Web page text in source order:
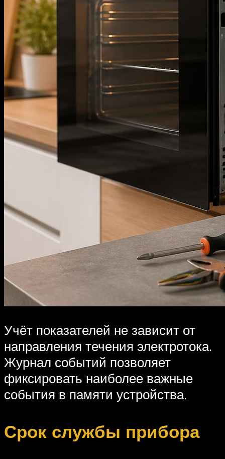
Учёт показателей не зависит от
направления течения электротока.
Журнал событий позволяет
фиксировать наиболее важные
события в памяти устройства.
Срок службы прибора